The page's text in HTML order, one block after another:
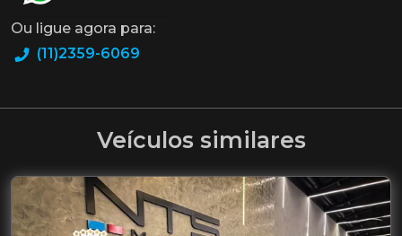
Ou ligue agora para:
(11)2359-6069
Veículos similares